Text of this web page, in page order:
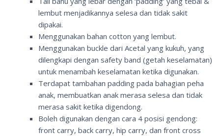
lembut menjadikannya selesa dan tidak sakit
dipakai.
Menggunakan bahan cotton yang lembut.
Menggunakan buckle dari Acetal yang kukuh, yang
dilengkapi dengan safety band (getah keselamatan)
untuk menambah keselamatan ketika digunakan.
Terdapat tambahan padding pada bahagian peha
anak, membuatkan anak merasa selesa dan tidak
merasa sakit ketika digendong.
Boleh digunakan dengan cara 4 posisi gendong:
front carry, back carry, hip carry, dan front cross